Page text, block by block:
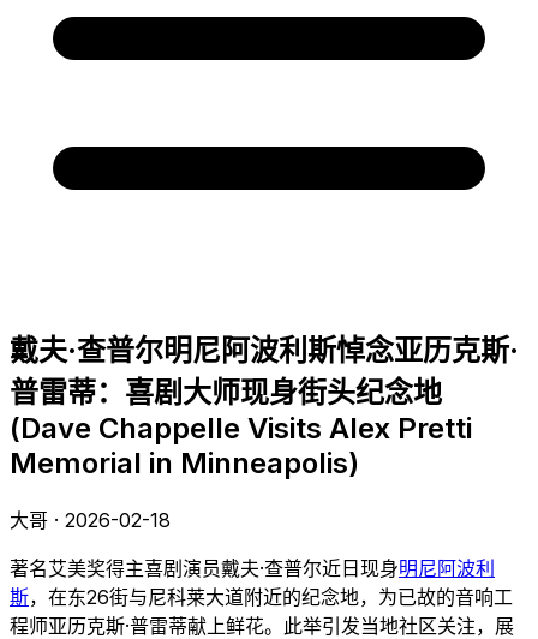
戴夫·查普尔明尼阿波利斯悼念亚历克斯·
普雷蒂：喜剧大师现身街头纪念地
(Dave Chappelle Visits Alex Pretti
Memorial in Minneapolis)
大哥 · 2026-02-18
著名艾美奖得主喜剧演员戴夫·查普尔近日现身明尼阿波利
斯，在东26街与尼科莱大道附近的纪念地，为已故的音响工
程师亚历克斯·普雷蒂献上鲜花。此举引发当地社区关注，展